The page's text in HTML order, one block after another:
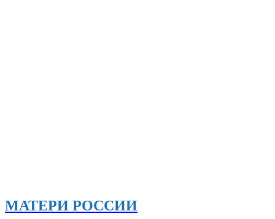
МАТЕРИ РОССИИ